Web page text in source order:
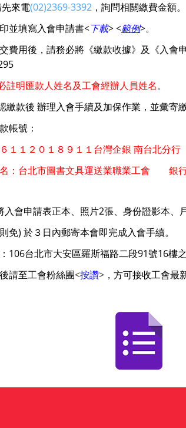
先來電(02)2369-3392 ，詢問相關繳費金額。
並填寫入會申請書<下載> <範例>。
費用後，請務必將《繳款收據》及《入會
明匯款人姓名及工會經辦人員姓名。
款後 辦理入會手續及加保作業，並彙寄繳
帳號：
１２０１８９１１台灣企銀 南台北分行
台北市圖書文具運送業職業工會 銀行
入會申請表正本、照片2張、身份證影本、
免) 於３日內郵寄本會即完成入會手續。
106台北市大安區羅斯福路二段91號16樓之
請至工會粉絲團<按讚> ， 方可接收工會最
工會, 運送職業工會, 工會, 二代健保, 公會, 職業工
北市職業工會, 勞保年金, 投保職業工會, 生育補助,
退休金計算, 勞健保, 圖文, 文具, 編輯, 勞退, 退休金,